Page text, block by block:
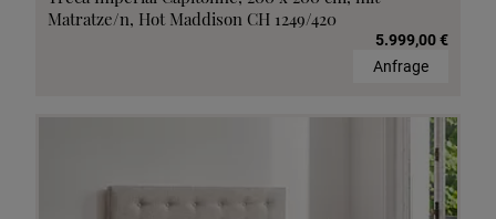
Matratze/n, Hot Maddison CH 1249/420
5.999,00 €
Anfrage